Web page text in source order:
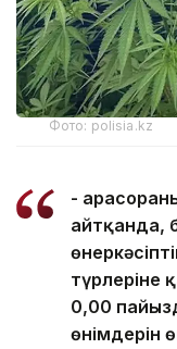
Фото: polisia.kz
-
айтқанда,
түрлеріне
0,00
өнімдерін